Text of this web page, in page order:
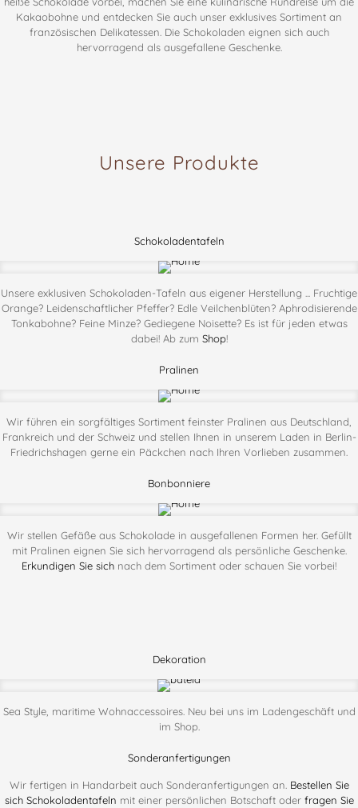
Kakaobohne und entdecken Sie auch unser exklusives Sortiment an
französischen Delikatessen. Die Schokoladen eignen sich auch
hervorragend als ausgefallene Geschenke.
Unsere Produkte
Schokoladentafeln
Unsere exklusiven Schokoladen-Tafeln aus eigener Herstellung ... Fruchtige
Orange? Leidenschaftlicher Pfeffer? Edle Veilchenblüten? Aphrodisierende
Tonkabohne? Feine Minze? Gediegene Noisette? Es ist für jeden etwas
dabei! Ab zum Shop!
Pralinen
Wir führen ein sorgfältiges Sortiment feinster Pralinen aus Deutschland,
Frankreich und der Schweiz und stellen Ihnen in unserem Laden in Berlin-
Friedrichshagen gerne ein Päckchen nach Ihren Vorlieben zusammen.
Bonbonniere
Wir stellen Gefäße aus Schokolade in ausgefallenen Formen her. Gefüllt
mit Pralinen eignen Sie sich hervorragend als persönliche Geschenke.
Erkundigen Sie sich nach dem Sortiment oder schauen Sie vorbei!
Dekoration
Sea Style, maritime Wohnaccessoires. Neu bei uns im Ladengeschäft und
im Shop.
Sonderanfertigungen
Wir fertigen in Handarbeit auch Sonderanfertigungen an. Bestellen Sie
sich Schokoladentafeln mit einer persönlichen Botschaft oder fragen Sie